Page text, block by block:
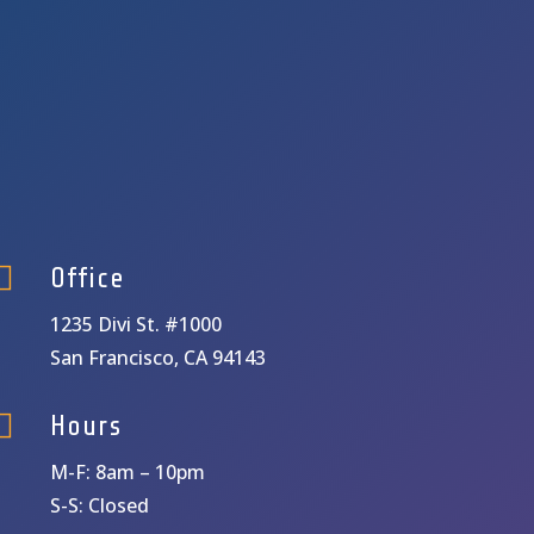
Office
1235 Divi St. #1000
San Francisco, CA 94143
Hours
M-F: 8am – 10pm
S-S: Closed